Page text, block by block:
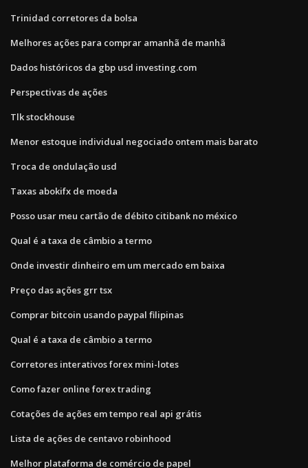
Trinidad corretores da bolsa
Melhores ações para comprar amanhã de manhã
Dados históricos da gbp usd investing.com
Perspectivas de ações
Tlk stockhouse
Menor estoque individual negociado ontem mais barato
Troca de ondulação usd
Taxas abokifx de moeda
Posso usar meu cartão de débito citibank no méxico
Qual é a taxa de câmbio a termo
Onde investir dinheiro em um mercado em baixa
Preço das ações grr tsx
Comprar bitcoin usando paypal filipinas
Qual é a taxa de câmbio a termo
Corretores interativos forex mini-lotes
Como fazer online forex trading
Cotações de ações em tempo real api grátis
Lista de ações de centavo robinhood
Melhor plataforma de comércio de papel